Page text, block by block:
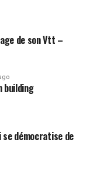
de son Vtt –
building
démocratise de